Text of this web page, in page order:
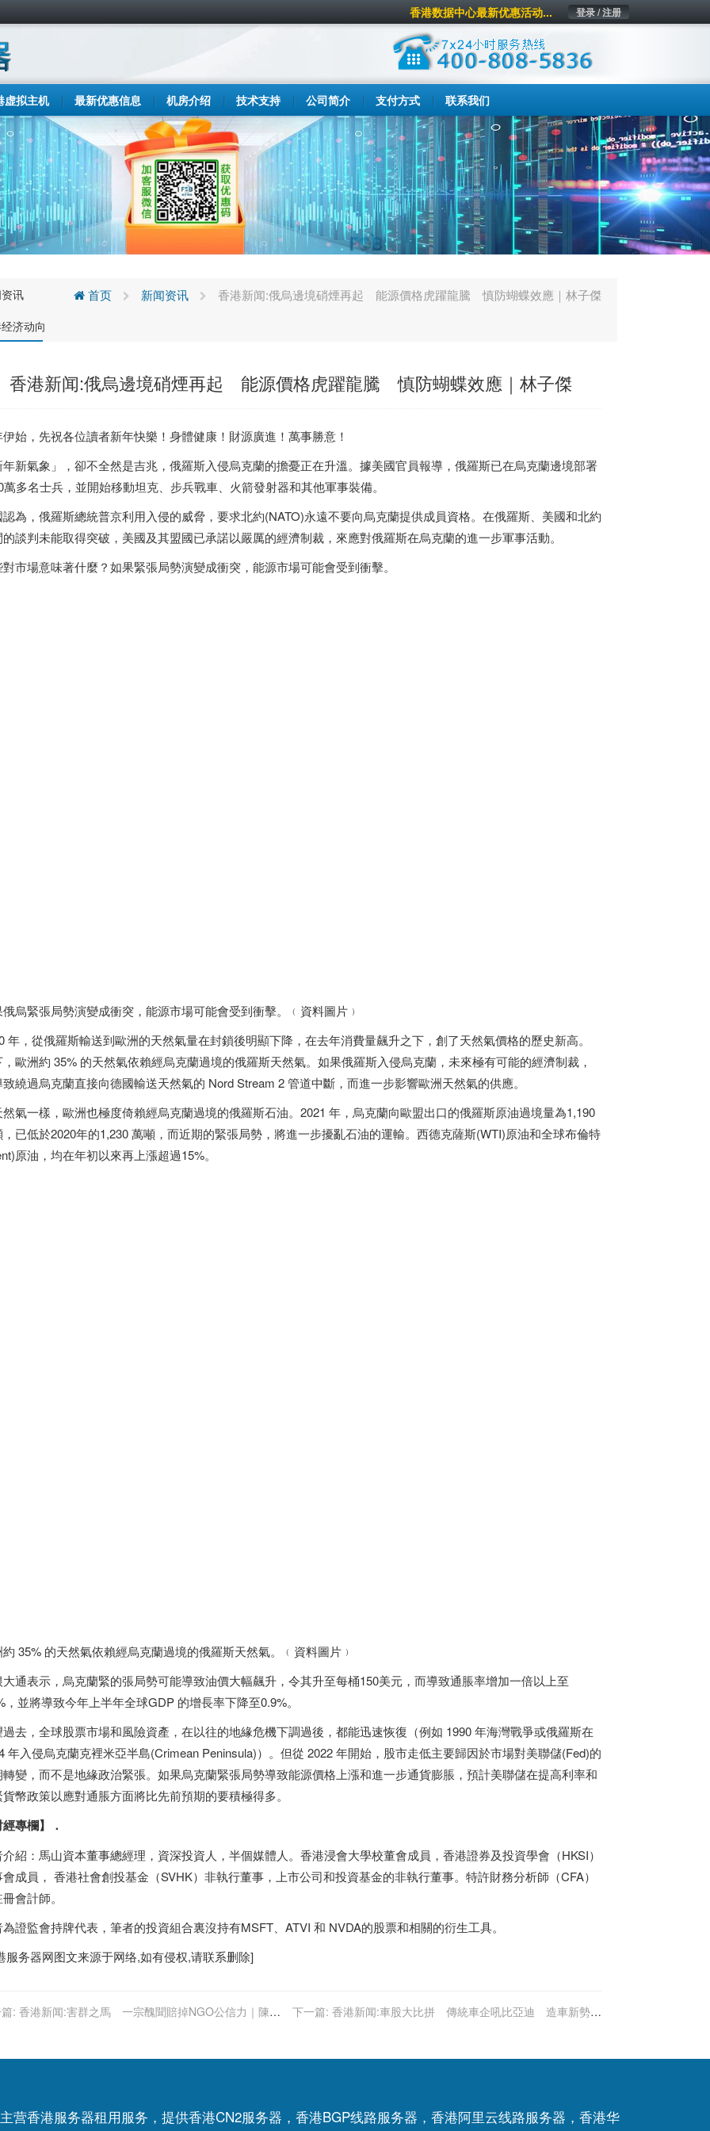
登录 / 注册
香港数据中心最新优惠活动...
虚拟主机 最新优惠信息 机房介绍 技术支持 公司简介 支付方式 联系我们
讯
济动向
首页 新闻资讯 香港新闻:俄烏邊境硝煙再起 能源價格虎躍龍騰 慎防蝴蝶效應｜林子傑
香港新闻:俄烏邊境硝煙再起 能源價格虎躍龍騰 慎防蝴蝶效應｜林子傑
伊始，先祝各位讀者新年快樂！身體健康！財源廣進！萬事勝意！
年新氣象」，卻不全然是吉兆，俄羅斯入侵烏克蘭的擔憂正在升溫。據美國官員報導，俄羅斯已在烏克蘭邊境部署
萬多名士兵，並開始移動坦克、步兵戰車、火箭發射器和其他軍事裝備。
認為，俄羅斯總統普京利用入侵的威脅，要求北約(NATO)永遠不要向烏克蘭提供成員資格。在俄羅斯、美國和北約
的談判未能取得突破，美國及其盟國已承諾以嚴厲的經濟制裁，來應對俄羅斯在烏克蘭的進一步軍事活動。
市場意味著什麼？如果緊張局勢演變成衝突，能源市場可能會受到衝擊。
烏緊張局勢演變成衝突，能源市場可能會受到衝擊。﹙資料圖片﹚
年，從俄羅斯輸送到歐洲的天然氣量在封鎖後明顯下降，在去年消費量飆升之下，創了天然氣價格的歷史新高。
歐洲約 35% 的天然氣依賴經烏克蘭過境的俄羅斯天然氣。如果俄羅斯入侵烏克蘭，未來極有可能的經濟制裁，
繞過烏克蘭直接向德國輸送天然氣的 Nord Stream 2 管道中斷，而進一步影響歐洲天然氣的供應。
氣一樣，歐洲也極度倚賴經烏克蘭過境的俄羅斯石油。2021 年，烏克蘭向歐盟出口的俄羅斯原油過境量為1,190
已低於2020年的1,230 萬噸，而近期的緊張局勢，將進一步擾亂石油的運輸。西德克薩斯(WTI)原油和全球布倫特
原油，均在年初以來再上漲超過15%。
35% 的天然氣依賴經烏克蘭過境的俄羅斯天然氣。﹙資料圖片﹚
大通表示，烏克蘭緊的張局勢可能導致油價大幅飆升，令其升至每桶150美元，而導致通脹率增加一倍以上至
，並將導致今年上半年全球GDP 的增長率下降至0.9%。
過去，全球股票市場和風險資產，在以往的地緣危機下調過後，都能迅速恢復（例如 1990 年海灣戰爭或俄羅斯在
年入侵烏克蘭克裡米亞半島(Crimean Peninsula)）。但從 2022 年開始，股市走低主要歸因於市場對美聯儲(Fed)的
轉變，而不是地緣政治緊張。如果烏克蘭緊張局勢導致能源價格上漲和進一步通貨膨脹，預計美聯儲在提高利率和
幣政策以應對通脹方面將比先前預期的要積極得多。
經專欄】 ．
紹：馬山資本董事總經理，資深投資人，半個媒體人。香港浸會大學校董會成員，香港證券及投資學會（HKSI）
成員， 香港社會創投基金（SVHK）非執行董事，上市公司和投資基金的非執行董事。特許財務分析師（CFA）
會計師。
證監會持牌代表，筆者的投資組合裏沒持有MSFT、ATVI 和 NVDA的股票和相關的衍生工具。
服务器网图文来源于网络,如有侵权,请联系删除]
: 香港新闻:害群之馬 一宗醜聞賠掉NGO公信力｜陳仕
下一篇: 香港新闻:車股大比拼 傳統車企吼比亞迪 造車新勢力
营香港服务器租用服务，提供香港CN2服务器，香港BGP线路服务器，香港阿里云线路服务器，香港华